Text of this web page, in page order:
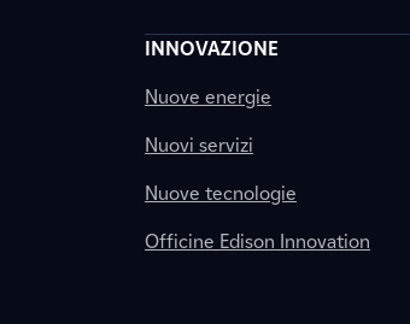
INNOVAZIONE
Nuove energie
Nuovi servizi
Nuove tecnologie
Officine Edison Innovation